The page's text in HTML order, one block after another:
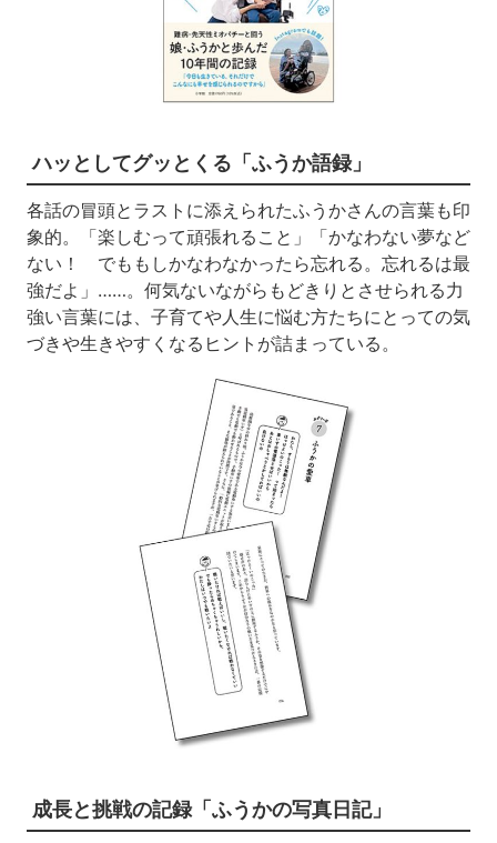
ハッとしてグッとくる「ふうか語録」
各話の冒頭とラストに添えられたふうかさんの言葉も印
象的。「楽しむって頑張れること」「かなわない夢など
ない！ でももしかなわなかったら忘れる。忘れるは最
強だよ」……。何気ないながらもどきりとさせられる力
強い言葉には、子育てや人生に悩む方たちにとっての気
づきや生きやすくなるヒントが詰まっている。
成長と挑戦の記録「ふうかの写真日記」